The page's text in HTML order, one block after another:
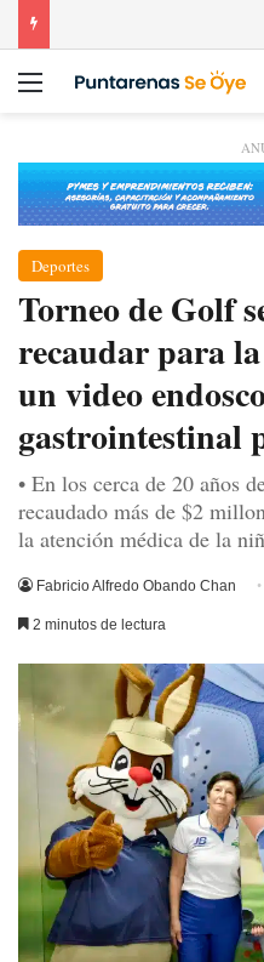
Menú
Deportes
Torneo de Golf
recaudar para
un video
gastrointestinal
• En los cerca de 20 años
recaudado más de $2
la atención médica de la
Fabricio Alfredo Obando Chan
2 minutos de lectura